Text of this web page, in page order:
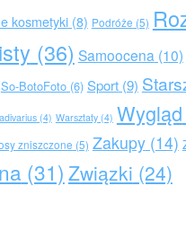
kosmetyki(8) Podróże (5)
(36) Samoocena (10)
So-BotoFoto(6) Sport(9)
(4) Warsztaty(4) Wygląd
zniszczone (5) Zakupy(14)
(31) Związki (24)